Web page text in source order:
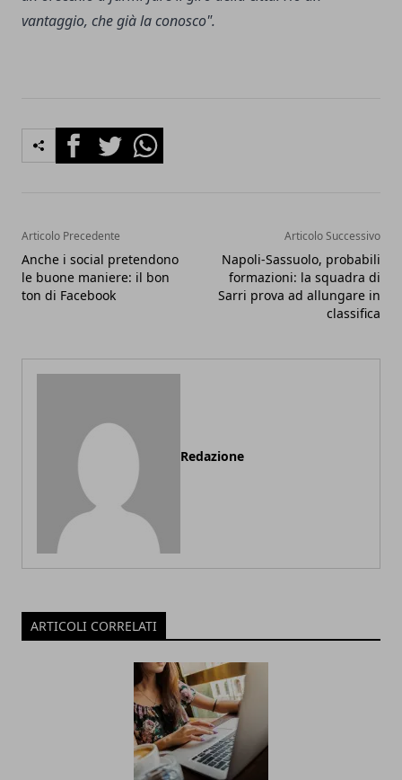
vantaggio, che già la conosco".
FacebookTwitterWhatsapp
Articolo Precedente
Anche i social pretendono
le buone maniere: il bon
ton di Facebook
Articolo Successivo
Napoli-Sassuolo, probabili
formazioni: la squadra di
Sarri prova ad allungare in
classifica
Redazione
ARTICOLI CORRELATI